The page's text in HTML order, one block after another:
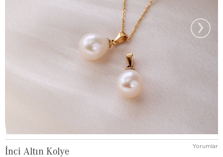
›
İnci Altın Kolye Yorumlar